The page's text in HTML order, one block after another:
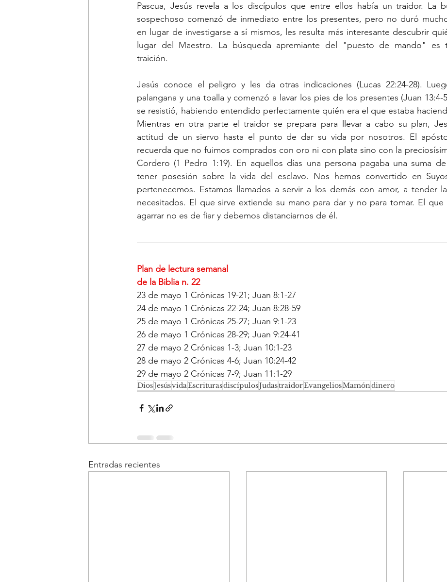
Pascua, Jesús revela a los discípulos que entre ellos había un traidor. La
sospechoso comenzó de inmediato entre los presentes, pero no duró
en lugar de investigarse a sí mismos, les resulta más interesante descubrir
lugar del Maestro. La búsqueda apremiante del "puesto de mando" es
traición.
Jesús conoce el peligro y les da otras indicaciones (Lucas 22:24-28).
palangana y una toalla y comenzó a lavar los pies de los presentes (Juan 13:4-
se resistió, habiendo entendido perfectamente quién era el que estaba
Mientras en otra parte el traidor se prepara para llevar a cabo su plan,
actitud de un siervo hasta el punto de dar su vida por nosotros. El
recuerda que no fuimos comprados con oro ni con plata sino con la
Cordero (1 Pedro 1:19). En aquellos días una persona pagaba una suma
tener posesión sobre la vida del esclavo. Nos hemos convertido en
pertenecemos. Estamos llamados a servir a los demás con amor, a tender
necesitados. El que sirve extiende su mano para dar y no para tomar. El que
agarrar no es de fiar y debemos distanciarnos de él.
Plan de lectura semanal
de la Biblia n. 22
23 de mayo 1 Crónicas 19-21; Juan 8:1-27
24 de mayo 1 Crónicas 22-24; Juan 8:28-59
25 de mayo 1 Crónicas 25-27; Juan 9:1-23
26 de mayo 1 Crónicas 28-29; Juan 9:24-41
27 de mayo 2 Crónicas 1-3; Juan 10:1-23
28 de mayo 2 Crónicas 4-6; Juan 10:24-42
29 de mayo 2 Crónicas 7-9; Juan 11:1-29
DiosJesúsvidaEscriturasdiscípulosJudastraidorEvangeliosMamóndinero
Entradas recientes